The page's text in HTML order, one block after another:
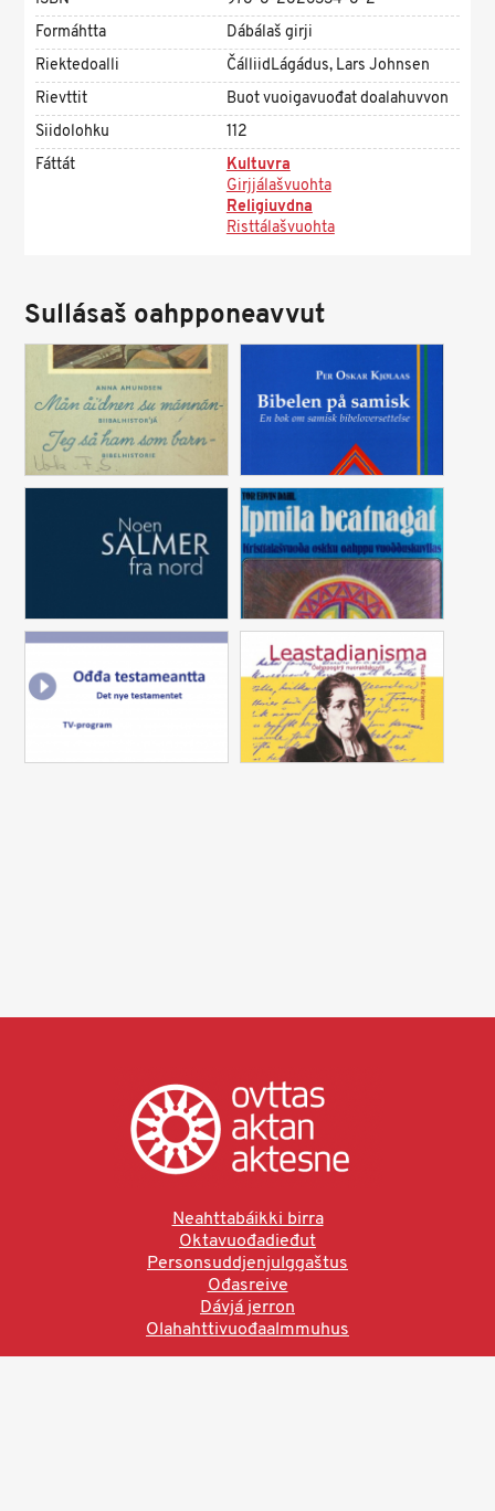
Formáhtta
Dábálaš girji
Riektedoalli
ČálliidLágádus, Lars Johnsen
Rievttit
Buot vuoigavuođat doalahuvvon
Siidolohku
112
Fáttát
Kultuvra
Girjjálašvuohta
Religiuvdna
Risttálašvuohta
Sullásaš oahpponeavvut
Neahttabáikki birra
Oktavuođadieđut
Personsuddjenjulggaštus
Ođasreive
Dávjá jerron
Olahahttivuođaalmmuhus